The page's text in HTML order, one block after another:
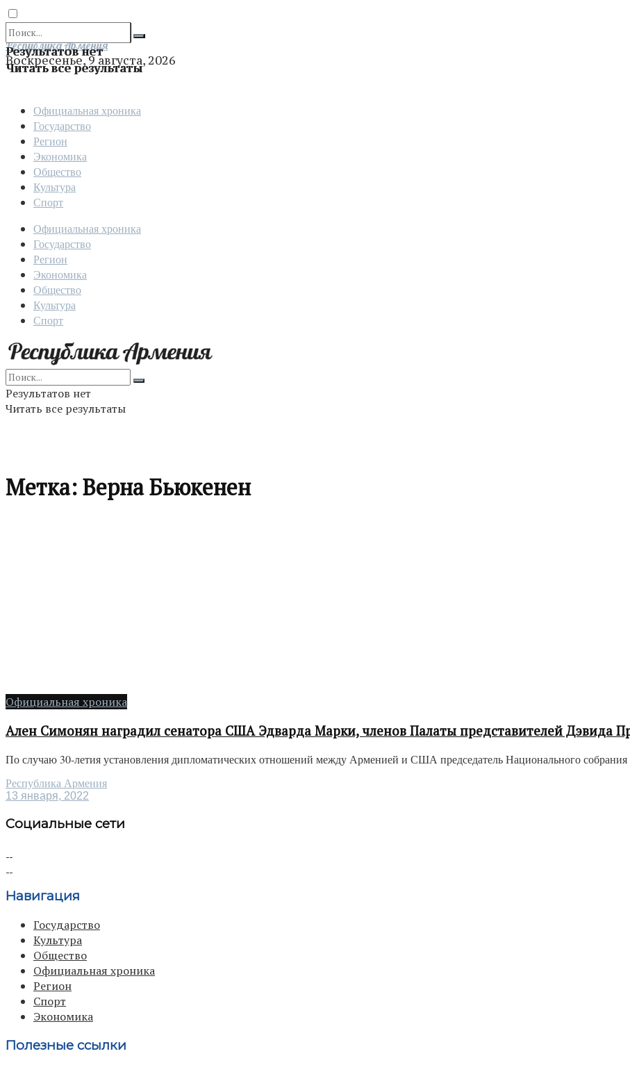
Результатов нет
Читать все результаты
Отправить
Республика Армения
Воскресенье, 9 августа, 2026
Официальная хроника
Государство
Регион
Экономика
Общество
Культура
Спорт
Официальная хроника
Государство
Регион
Экономика
Общество
Культура
Спорт
Результатов нет
Читать все результаты
Метка:Верна Бьюкенен
Официальная хроника
Ален Симонян наградил сенатора США Эдварда Марки, членов Палаты представителей Дэвида
По случаю 30-летия установления дипломатических отношений между Арменией и США председатель Национального
Республика Армения
13 января, 2022
Социальные сети
Навигация
Государство
Культура
Общество
Официальная хроника
Регион
Спорт
Экономика
Полезные ссылки